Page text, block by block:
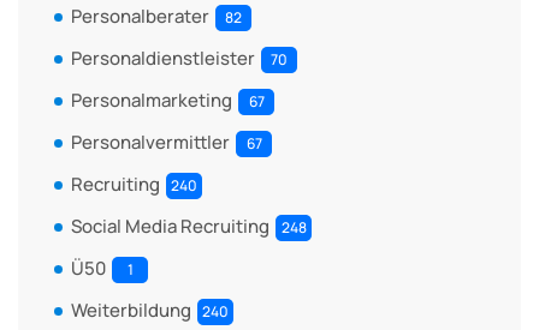
Personalberater 82
Personaldienstleister 70
Personalmarketing 67
Personalvermittler 67
Recruiting 240
Social Media Recruiting 248
Ü50 1
Weiterbildung 240